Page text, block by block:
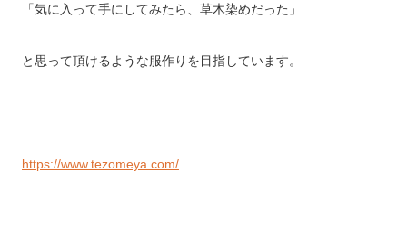
「気に入って手にしてみたら、草木染めだった」
と思って頂けるような服作りを目指しています。
https://www.tezomeya.com/